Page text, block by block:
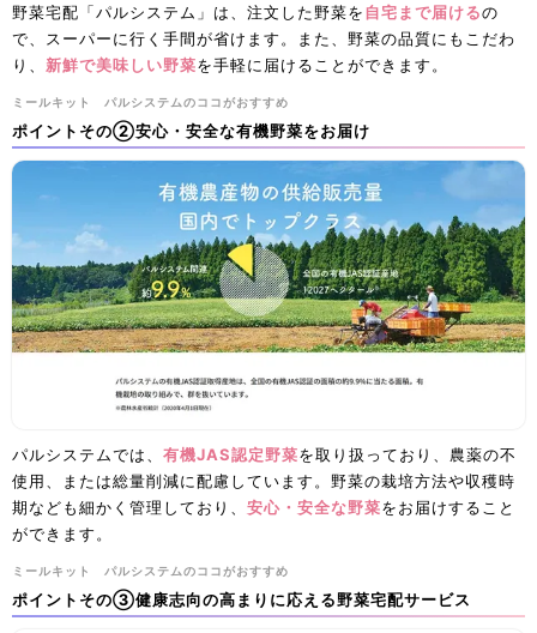
野菜宅配「パルシステム」は、注文した野菜を自宅まで届けるの
で、スーパーに行く手間が省けます。また、野菜の品質にもこだわ
り、 新鮮で美味しい野菜を手軽に届けることができます。
ミールキット パルシステムのココがおすすめ
ポイントその②安心・安全な有機野菜をお届け
パルシステムでは、 有機JAS認定野菜を取り扱っており、農薬の不
使用、または総量削減に配慮しています。野菜の栽培方法や収穫時
期なども細かく管理しており、 安心・安全な野菜をお届けすること
ができます。
ミールキット パルシステムのココがおすすめ
ポイントその③健康志向の高まりに応える野菜宅配サービス